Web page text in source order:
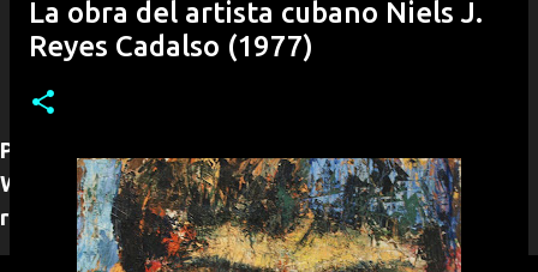
Para adquirir alguna obra puede contactarnos por
WhatsApp (+53)54292968, con gusto le
responderemos.
La obra del artista cubano Niels J.
Reyes Cadalso (1977)